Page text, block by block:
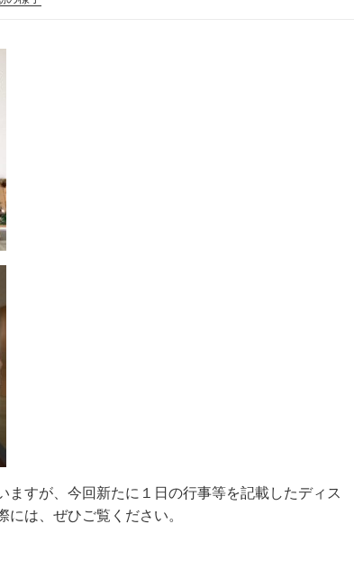
ますが、今回新たに１日の行事等を記載したディス
は、ぜひご覧ください。